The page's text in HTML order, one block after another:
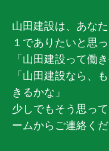
山田建設は、あな
１でありたいと思っ
「山田建設って働
「山田建設なら、
きるかな」
少しでもそう思っ
ームからご連絡くだ